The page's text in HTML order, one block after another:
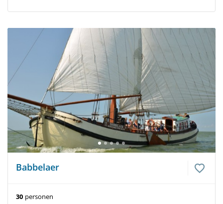
Babbelaer
30 personen